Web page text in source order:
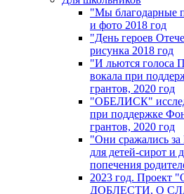
"Мы благодарные
и фото 2018 год
"День героев
рисунка 2018 год
"И льются голоса
вокала при
грантов, 2020 год
"ОБЕЛИСК"
при поддержке
грантов, 2020 год
"Они сражались
для детей-сирот и
попечения
2023 год.
ДОБЛЕСТИ, О